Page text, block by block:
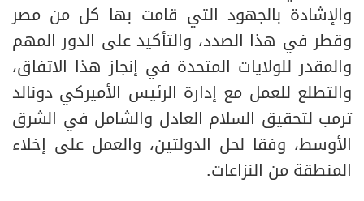
والإشادة بالجهود التي قامت بها كل من مصر
وقطر في هذا الصدد، والتأكيد على الدور المهم
والمقدر للولايات المتحدة في إنجاز هذا الاتفاق،
والتطلع للعمل مع إدارة الرئيس الأميركي دونالد
ترمب لتحقيق السلام العادل والشامل في الشرق
الأوسط، وفقا لحل الدولتين، والعمل على إخلاء
المنطقة من النزاعات.